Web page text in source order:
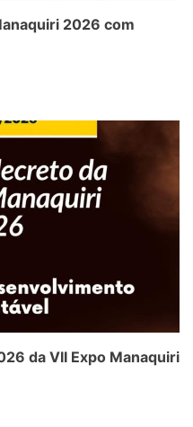
2026 com
da VII Expo Manaquiri